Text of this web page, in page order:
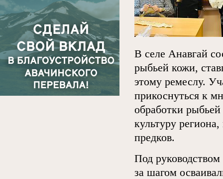
В селе Анавгай
рыбьей кожи,
этому ремеслу.
прикоснуться к
обработки
культуру
предков.
Под
за шагом